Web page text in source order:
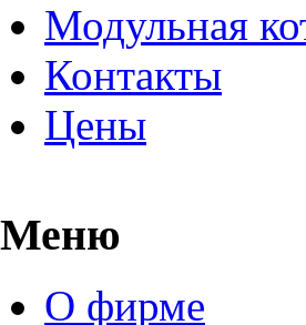
Модульная
Контакты
Цены
Меню
О фирме